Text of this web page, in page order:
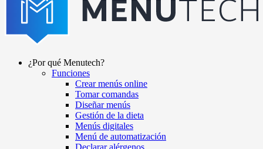
navigation
¿Por qué Menutech?
Funciones
Crear menús online
Tomar comandas
Diseñar menús
Gestión de la dieta
Menús digitales
Menú de automatización